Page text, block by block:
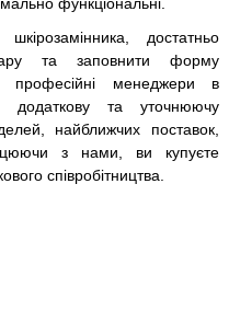
достатньо
та заповнити форму
менеджери в
додаткову та уточнюючу
найближчих поставок,
з нами, ви купуєте
співробітництва.